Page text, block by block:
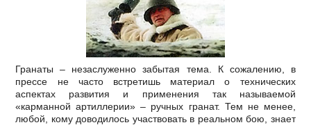
Гранаты – незаслуженно забытая тема. К сожалению, в
прессе не часто встретишь материал о технических
аспектах развития и применения так называемой
«карманной артиллерии» – ручных гранат. Тем не менее,
любой, кому доводилось участвовать в реальном бою, знает